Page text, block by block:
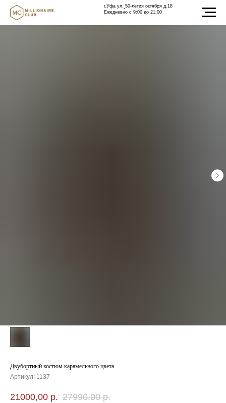
г.Уфа ул. 50-летия октября д.18
Ежедневно с 9:00 до 21:00
Двубортный костюм карамельного цвета
Артикул: 1137
21000,00 р. 27990,00 р.